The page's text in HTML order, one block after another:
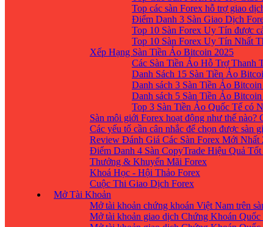
Top các sàn Forex hỗ trợ giao
Điểm Danh 3 Sàn Giao Dịch
Top 10 Sàn Forex Uy Tín được
Top 10 Sàn Forex Uy Tín Nhất
Xếp Hạng Sàn Tiền Ảo Bitcoin 2025
Các Sàn Tiền Ảo Hỗ Trợ Thanh
Danh Sách 15 Sàn Tiền Ảo
Danh sách 3 Sàn Tiền Ảo
Danh sách 5 Sàn Tiền Ảo
Top 3 Sàn Tiền Ảo Quốc Tế có
Sàn môi giới Forex hoạt động như thế nào?
Các yếu tố cần cân nhắc để chọn được sàn
Review Đánh Giá Các Sàn Forex Mới Nhất
Điểm Danh 4 Sàn CopyTrade Hiệu Quả
Thưởng & Khuyến Mãi Forex
Khoá Học - Hội Thảo Forex
Cuộc Thi Giao Dịch Forex
Mở Tài Khoản
Mở tài khoản chứng khoán Việt Nam trên
Mở tài khoản giao dịch Chứng Khoán